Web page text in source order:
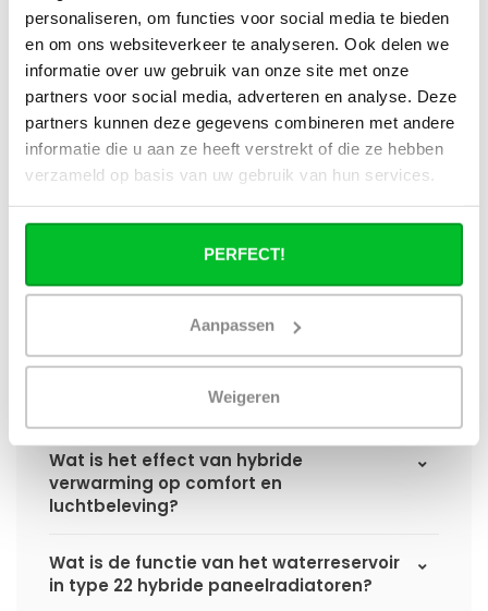
personaliseren, om functies voor social media te bieden
en om ons websiteverkeer te analyseren. Ook delen we
informatie over uw gebruik van onze site met onze
partners voor social media, adverteren en analyse. Deze
partners kunnen deze gegevens combineren met andere
informatie die u aan ze heeft verstrekt of die ze hebben
verzameld op basis van uw gebruik van hun services.
PERFECT!
Aanpassen
Weigeren
paneelradiator?
Hoe verschilt de warmteafgifte van een
hybride paneelradiator ten opzichte van
een standaard paneelradiator?
Wat is het voordeel van geïntegreerde
radiatorventilatoren?
Waarom is een hybride paneelradiator
technisch geen convector?
Hoe presteert een hybride
aanvoertemperaturen (35–45 °C)?
Wat is het effect van hybride
verwarming op comfort en
luchtbeleving?
Wat is de functie van het waterreservoir
in type 22 hybride paneelradiatoren?